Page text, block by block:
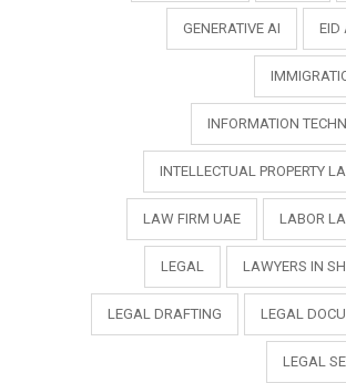
EID
GENERATIVE AI
INFORMATION
INTELLECTUAL PROPERTY
LABOR
LAW FIRM UAE
LAWYERS IN
LEGAL
LEGAL
LEGAL DRAFTING
LEGAL